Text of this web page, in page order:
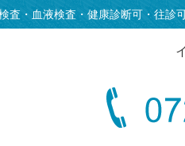
査・血液検査・健康診断可・往診